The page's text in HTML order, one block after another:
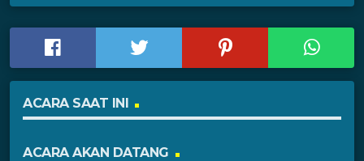
ACARA SAAT INI
ACARA AKAN DATANG